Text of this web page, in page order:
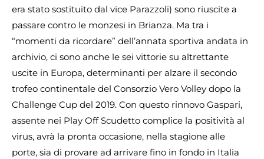
era stato sostituito dal vice Parazzoli) sono riuscite a
passare contro le monzesi in Brianza. Ma tra i
“momenti da ricordare” dell’annata sportiva andata in
archivio, ci sono anche le sei vittorie su altrettante
uscite in Europa, determinanti per alzare il secondo
trofeo continentale del Consorzio Vero Volley dopo la
Challenge Cup del 2019. Con questo rinnovo Gaspari,
assente nei Play Off Scudetto complice la positività al
virus, avrà la pronta occasione, nella stagione alle
porte, sia di provare ad arrivare fino in fondo in Italia